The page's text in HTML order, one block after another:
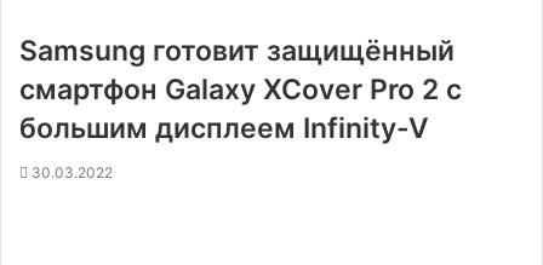
Samsung готовит защищённый
смартфон Galaxy XCover Pro 2 с
большим дисплеем Infinity-V
30.03.2022